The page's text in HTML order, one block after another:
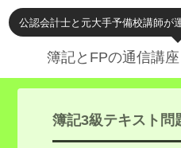
公認会計士と元大手予備校講師が
簿記とFPの通信講
簿記3級テキスト問